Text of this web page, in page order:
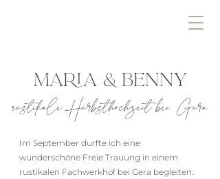
MARIA & BENNY
rustikale Herbsthochzeit bei Gera
Im September durfte ich eine
wunderschöne Freie Trauung in einem
rustikalen Fachwerkhof bei Gera begleiten.